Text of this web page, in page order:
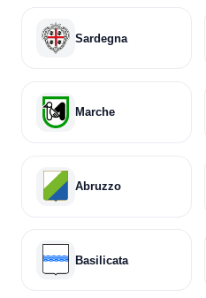
Sardegna
Marche
Abruzzo
Basilicata